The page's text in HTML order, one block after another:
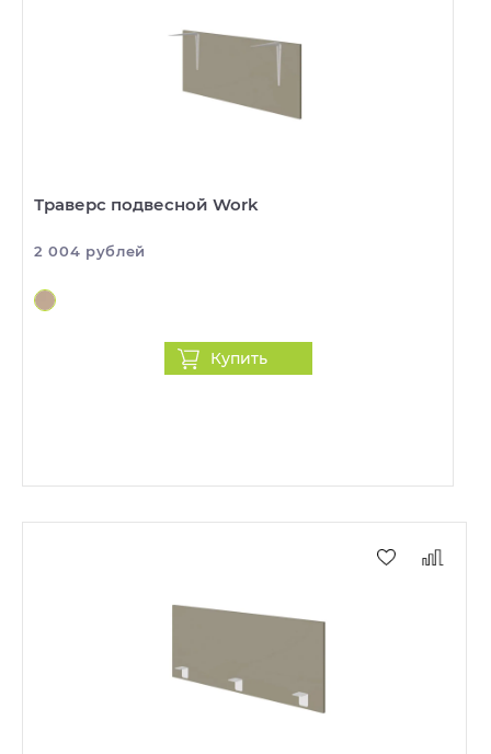
Траверс подвесной Work
2 004 рублей
Купить